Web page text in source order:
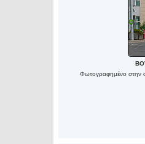
Φωτογραφημένο στην